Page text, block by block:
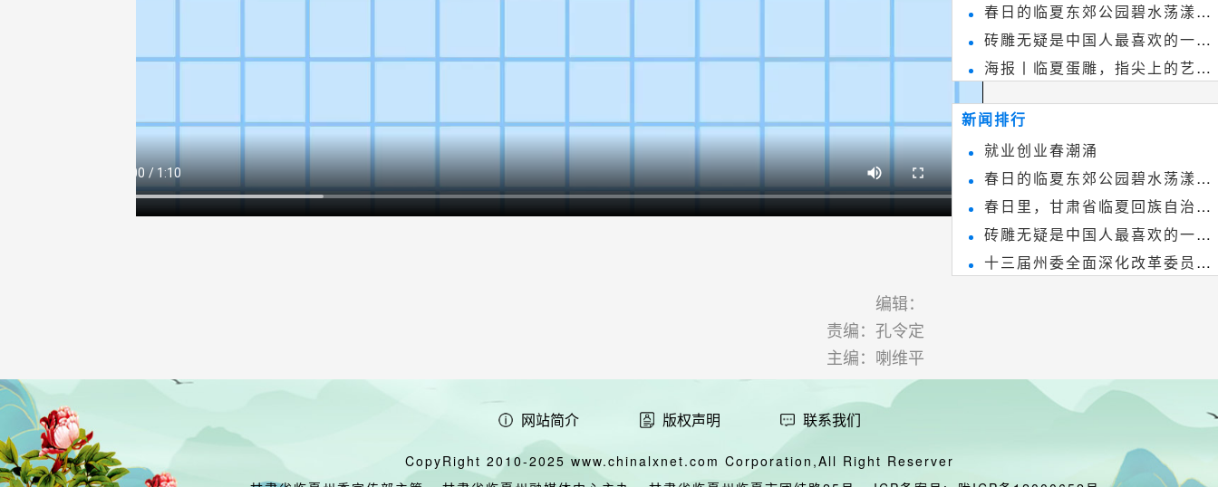
编辑：
责编：孔令定
主编：喇维平
速推进
春日的临夏东郊公园碧水荡漾、
春花烂漫
砖雕无疑是中国人最喜欢的一种
雕刻艺术，它不仅是民间实用美术
和建筑装饰艺术的有机结合，更成
为中国建筑史上彰品东方美不可磨
灭的一笔。一方青砖里不仅藏着广
海报丨临夏蛋雕，指尖上的艺术
~
新闻排行
就业创业春潮涌
春日的临夏东郊公园碧水荡漾、
春花烂漫
春日里，甘肃省临夏回族自治州
境内的刘家峡大桥，壮观美丽!
砖雕无疑是中国人最喜欢的一种
雕刻艺术，它不仅是民间实用美术
阔乾坤，还留存着中国千年古韵。
十三届州委全面深化改革委员会
网站简介 版权声明 联系我们
CopyRight 2010-2025 www.chinalxnet.com Corporation,All Right Reserver